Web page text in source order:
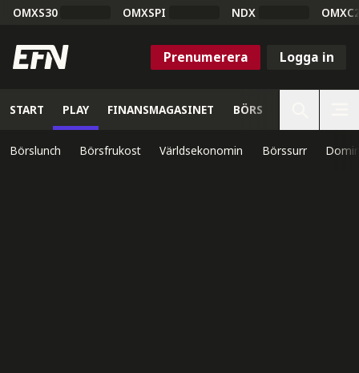
OMXS30 OMXSPI NDX
Prenumerera Logga in
START PLAY FINANSMAGASINET BÖRS
Börslunch Börsfrukost Världsekonomin Börssurr